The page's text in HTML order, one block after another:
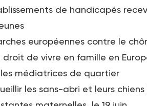
de handicapés
européennes contre le
de vivre en famille en
médiatrices de quartier
les sans-abri et leurs chiens